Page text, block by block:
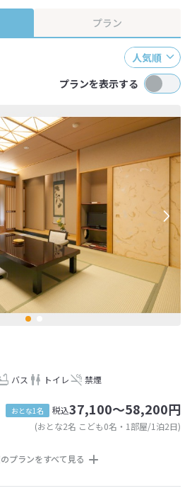
プラン
人気順
プランを表示する
バス トイレ 禁煙
おとな1名 税込37,100～58,200円
(おとな2名 こども0名・1部屋/1泊2日)
プランをすべて見る